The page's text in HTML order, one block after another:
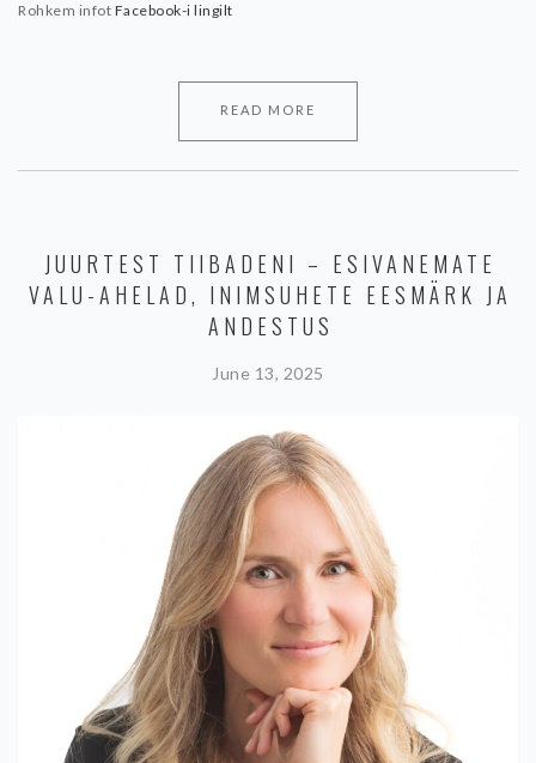
Rohkem infot Facebook-i lingilt
READ MORE
JUURTEST TIIBADENI – ESIVANEMATE
VALU-AHELAD, INIMSUHETE EESMÄRK JA
ANDESTUS
June 13, 2025